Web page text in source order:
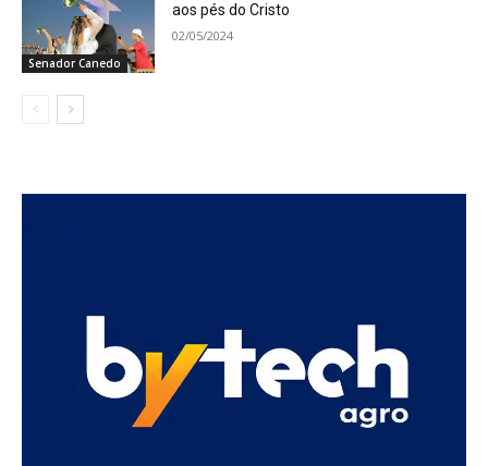
Senador Canedo
aos pés do Cristo
02/05/2024